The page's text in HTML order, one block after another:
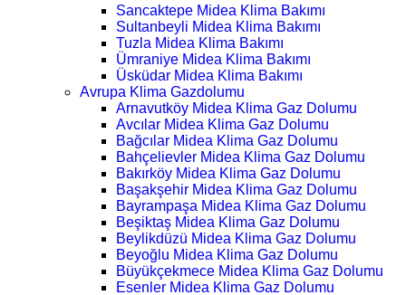
Sancaktepe Midea Klima Bakımı
Sultanbeyli Midea Klima Bakımı
Tuzla Midea Klima Bakımı
Ümraniye Midea Klima Bakımı
Üsküdar Midea Klima Bakımı
Avrupa Klima Gazdolumu
Arnavutköy Midea Klima Gaz Dolumu
Avcılar Midea Klima Gaz Dolumu
Bağcılar Midea Klima Gaz Dolumu
Bahçelievler Midea Klima Gaz Dolumu
Bakırköy Midea Klima Gaz Dolumu
Başakşehir Midea Klima Gaz Dolumu
Bayrampaşa Midea Klima Gaz Dolumu
Beşiktaş Midea Klima Gaz Dolumu
Beylikdüzü Midea Klima Gaz Dolumu
Beyoğlu Midea Klima Gaz Dolumu
Büyükçekmece Midea Klima Gaz Dolumu
Esenler Midea Klima Gaz Dolumu